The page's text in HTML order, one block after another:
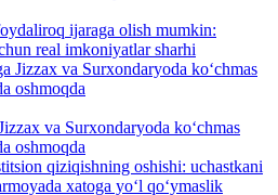
ijaraga olish mumkin:
real imkoniyatlar sharhi
va Surxondaryoda ko‘chmas
oshmoqda